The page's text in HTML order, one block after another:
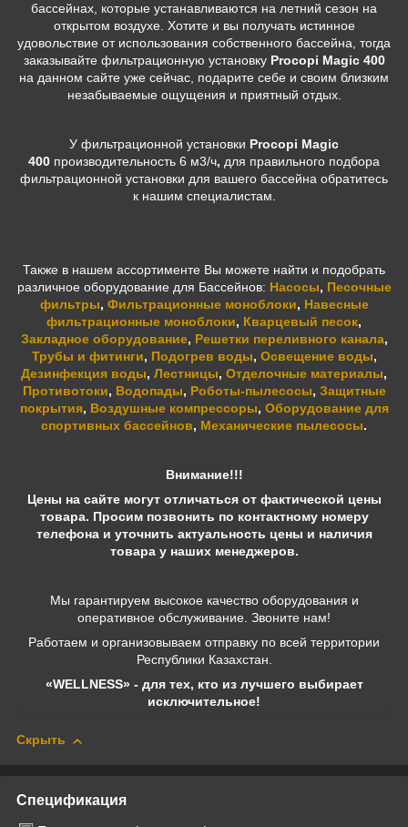
бассейнах, которые устанавливаются на летний сезон на
открытом воздухе. Хотите и вы получать истинное
удовольствие от использования собственного бассейна, тогда
заказывайте фильтрационную установкуProcopi Magic 400
на данном сайте уже сейчас, подарите себе и своим близким
незабываемые ощущения и приятный отдых.
У фильтрационной установки Procopi Magic
400 производительность 6 м3/ч, для правильного подбора
фильтрационной установки для вашего бассейна обратитесь
к нашим специалистам.
Также в нашем ассортименте Вы можете найти и подобрать
различное оборудование для Бассейнов: Насосы, Песочные
фильтры, Фильтрационные моноблоки, Навесные
фильтрационные моноблоки, Кварцевый песок,
Закладное оборудование, Решетки переливного канала,
Трубы и фитинги, Подогрев воды, Освещение воды,
Дезинфекция воды, Лестницы, Отделочные материалы,
Противотоки, Водопады, Роботы-пылесосы, Защитные
покрытия, Воздушные компрессоры, Оборудование для
спортивных бассейнов, Механические пылесосы.
Внимание!!!
Цены на сайте могут отличаться от фактической цены
товара. Просим позвонить по контактному номеру
телефона и уточнить актуальность цены и наличия
товара у наших менеджеров.
Мы гарантируем высокое качество оборудования и
оперативное обслуживание. Звоните нам!
Работаем и организовываем отправку по всей территории
Республики Казахстан.
«WELLNESS» - для тех, кто из лучшего выбирает
исключительное!
Скрыть
Спецификация